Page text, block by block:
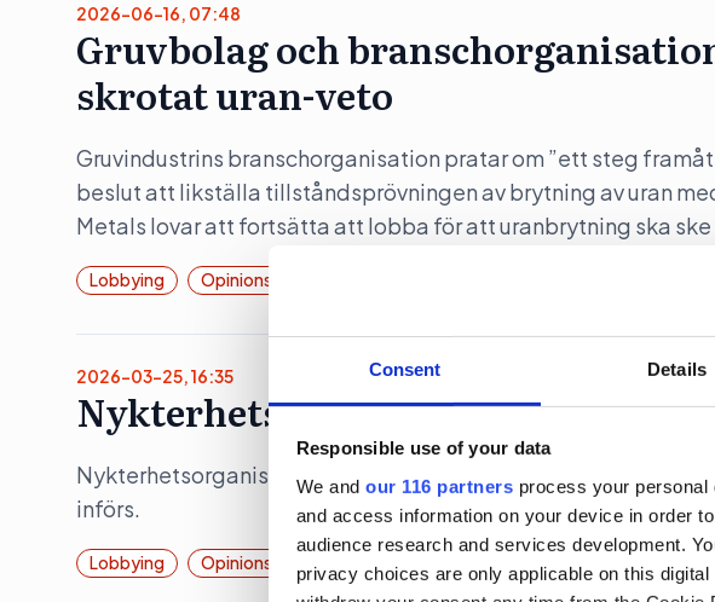
Consent Details
Responsible use of your data
We and our 116 partners process your
and access information on your device in order
audience research and services development.
privacy choices are only applicable on this
2026-06-16, 07:48
Gruvbolag och
skrotat uran-veto
Gruvindustrins branschorganisation pratar om ”ett steg
beslut att likställa tillståndsprövningen av brytning av uran
Metals lovar att fortsätta att lobba för att uranbrytning ska ske
Lobbying Opinionsbildning
2026-03-25, 16:35
Nykterhetslobbyn jublar över
Nykterhetsorganisationen Movendi (tidigare IOGT-NTO, UNF
införs.
Lobbying Opinionsbildning